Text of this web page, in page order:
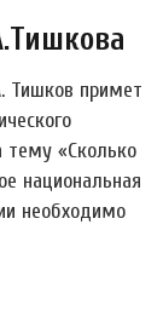
Тишков примет
тему «Сколько
национальная
необходимо